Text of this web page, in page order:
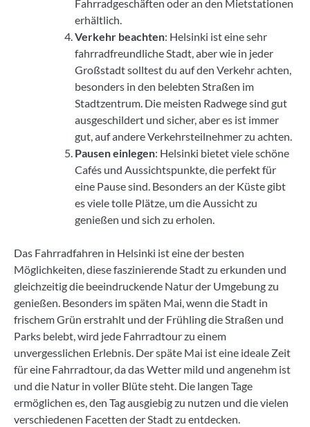
Fahrradgeschäften oder an den Mietstationen
erhältlich.
Verkehr beachten: Helsinki ist eine sehr
fahrradfreundliche Stadt, aber wie in jeder
Großstadt solltest du auf den Verkehr achten,
besonders in den belebten Straßen im
Stadtzentrum. Die meisten Radwege sind gut
ausgeschildert und sicher, aber es ist immer
gut, auf andere Verkehrsteilnehmer zu achten.
Pausen einlegen: Helsinki bietet viele schöne
Cafés und Aussichtspunkte, die perfekt für
eine Pause sind. Besonders an der Küste gibt
es viele tolle Plätze, um die Aussicht zu
genießen und sich zu erholen.
Das Fahrradfahren in Helsinki ist eine der besten
Möglichkeiten, diese faszinierende Stadt zu erkunden und
gleichzeitig die beeindruckende Natur der Umgebung zu
genießen. Besonders im späten Mai, wenn die Stadt in
frischem Grün erstrahlt und der Frühling die Straßen und
Parks belebt, wird jede Fahrradtour zu einem
unvergesslichen Erlebnis. Der späte Mai ist eine ideale Zeit
für eine Fahrradtour, da das Wetter mild und angenehm ist
und die Natur in voller Blüte steht. Die langen Tage
ermöglichen es, den Tag ausgiebig zu nutzen und die vielen
verschiedenen Facetten der Stadt zu entdecken.